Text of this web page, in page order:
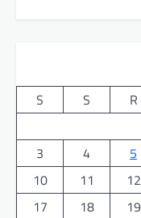
S
S R
3
4 5
10
11 12
17
18 19